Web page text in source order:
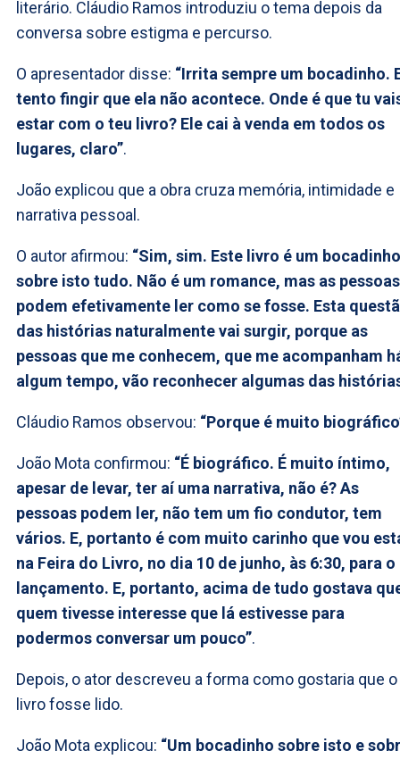
literário. Cláudio Ramos introduziu o tema depois da
conversa sobre estigma e percurso.
O apresentador disse: “Irrita sempre um bocadinho.
tento fingir que ela não acontece. Onde é que tu
estar com o teu livro? Ele cai à venda em todos os
lugares, claro”.
João explicou que a obra cruza memória, intimidade e
narrativa pessoal.
O autor afirmou: “Sim, sim. Este livro é um bocadinho
sobre isto tudo. Não é um romance, mas as pessoas
podem efetivamente ler como se fosse. Esta
das histórias naturalmente vai surgir, porque as
pessoas que me conhecem, que me acompanham
algum tempo, vão reconhecer algumas das
Cláudio Ramos observou: “Porque é muito
João Mota confirmou: “É biográfico. É muito íntimo,
apesar de levar, ter aí uma narrativa, não é? As
pessoas podem ler, não tem um fio condutor, tem
vários. E, portanto é com muito carinho que vou
na Feira do Livro, no dia 10 de junho, às 6:30, para o
lançamento. E, portanto, acima de tudo gostava
quem tivesse interesse que lá estivesse para
podermos conversar um pouco”.
Depois, o ator descreveu a forma como gostaria que o
livro fosse lido.
João Mota explicou: “Um bocadinho sobre isto e